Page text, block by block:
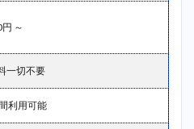
～
一切不要
利用可能